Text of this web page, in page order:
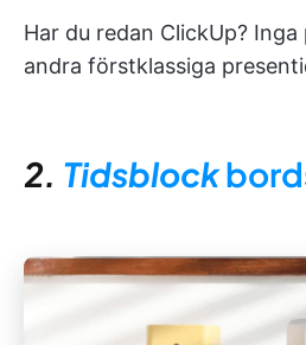
Har du redan ClickUp?
andra förstklassiga
2. Tidsblock